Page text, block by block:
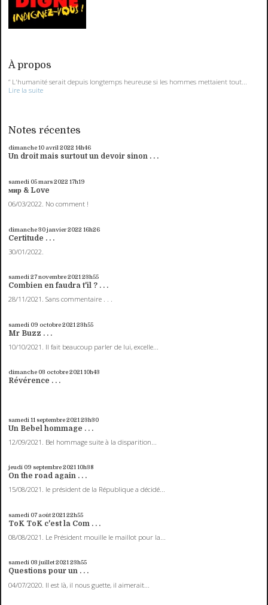
À propos
“ L'humanité serait depuis longtemps heureuse si les hommes mettaient tout...
Lire la suite
Notes récentes
dimanche 10 avril 2022 14h46
Un droit mais surtout un devoir sinon . . .
samedi 05mars 2022 17h19
мир & Love
06/03/2022. No comment !
dimanche 30janvier 2022 16h26
Certitude . . .
30/01/2022.
samedi 27novembre 2021 23h55
Combien en faudra t'il ? . . .
28/11/2021. Sans commentaire . . .
samedi 09 octobre 2021 23h55
Mr Buzz . . .
10/10/2021. Il fait beaucoup parler de lui, excelle...
dimanche 03 octobre 202110h43
Révérence . . .
samedi 11 septembre 2021 23h30
Un Bebel hommage . . .
12/09/2021. Bel hommage suite à la disparition...
jeudi 09 septembre 202110h38
On the road again . . .
15/08/2021. le président de la République a décidé...
samedi 07 août 2021 22h55
ToK ToK c'est la Com . . .
08/08/2021. Le Président mouille le maillot pour la...
samedi 03 juillet 202123h55
Questions pour un . . .
04/07/2020. Il est là, il nous guette, il aimerait...